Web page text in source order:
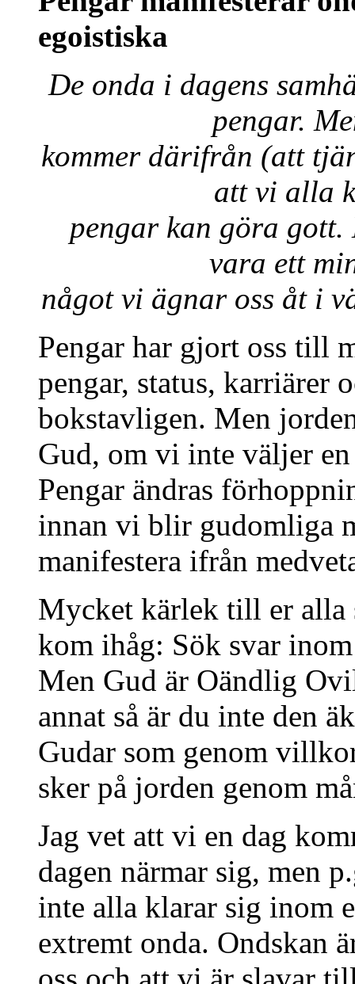
egoistiska
De onda i dagens
pengar.
kommer därifrån (att
att vi alla
pengar kan göra gott.
vara ett
något vi ägnar oss åt i
Pengar har gjort oss till
pengar, status, karriärer
bokstavligen. Men
Gud, om vi inte väljer
Pengar ändras
innan vi blir gudomliga
manifestera ifrån
Mycket kärlek till er alla
kom ihåg: Sök svar
Men Gud är Oändlig
annat så är du inte den
Gudar som genom
sker på jorden genom
Jag vet att vi en dag
dagen närmar sig, men
inte alla klarar sig inom
extremt onda. Ondskan